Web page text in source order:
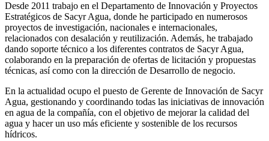
Desde 2011 trabajo en el Departamento de Innovación y Proyectos
Estratégicos de Sacyr Agua, donde he participado en numerosos
proyectos de investigación, nacionales e internacionales,
relacionados con desalación y reutilización. Además, he trabajado
dando soporte técnico a los diferentes contratos de Sacyr Agua,
colaborando en la preparación de ofertas de licitación y propuestas
técnicas, así como con la dirección de Desarrollo de negocio.
En la actualidad ocupo el puesto de Gerente de Innovación de Sacyr
Agua, gestionando y coordinando todas las iniciativas de innovación
en agua de la compañía, con el objetivo de mejorar la calidad del
agua y hacer un uso más eficiente y sostenible de los recursos
hídricos.